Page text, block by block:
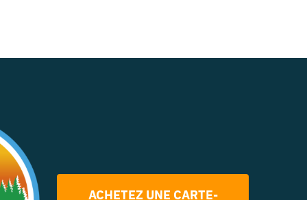
ACHETEZ UNE CARTE-